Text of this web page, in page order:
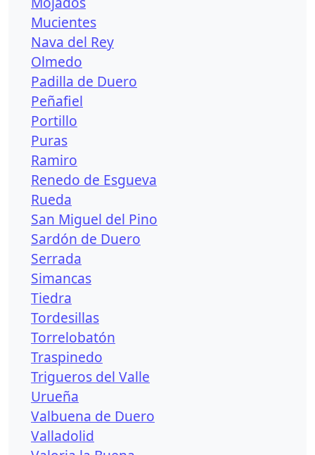
Mucientes
Nava del Rey
Olmedo
Padilla de Duero
Peñafiel
Portillo
Puras
Ramiro
Renedo de Esgueva
Rueda
San Miguel del Pino
Sardón de Duero
Serrada
Simancas
Tiedra
Tordesillas
Torrelobatón
Traspinedo
Trigueros del Valle
Urueña
Valbuena de Duero
Valladolid